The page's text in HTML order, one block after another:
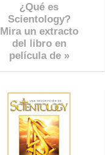
¿Qué es
Scientology?
Mira un extracto
del libro en
película de »